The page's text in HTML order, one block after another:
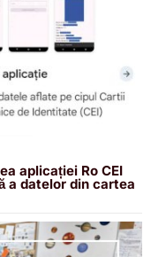
aplicației Ro CEI
a datelor din cartea